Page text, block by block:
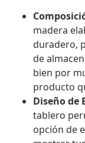
madera
duradero,
de
bien por
producto
Diseño de
tablero
opción de